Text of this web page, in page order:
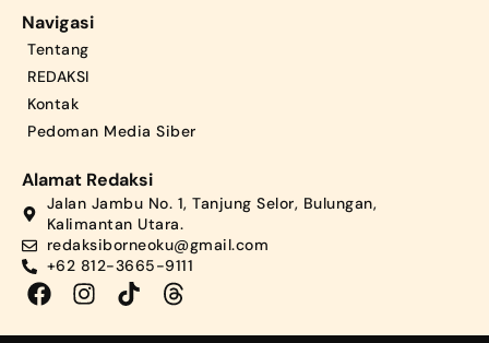
Navigasi
Tentang
REDAKSI
Kontak
Pedoman Media Siber
Alamat Redaksi
Jalan Jambu No. 1, Tanjung Selor, Bulungan,
Kalimantan Utara.
redaksiborneoku@gmail.com
+62 812-3665-9111